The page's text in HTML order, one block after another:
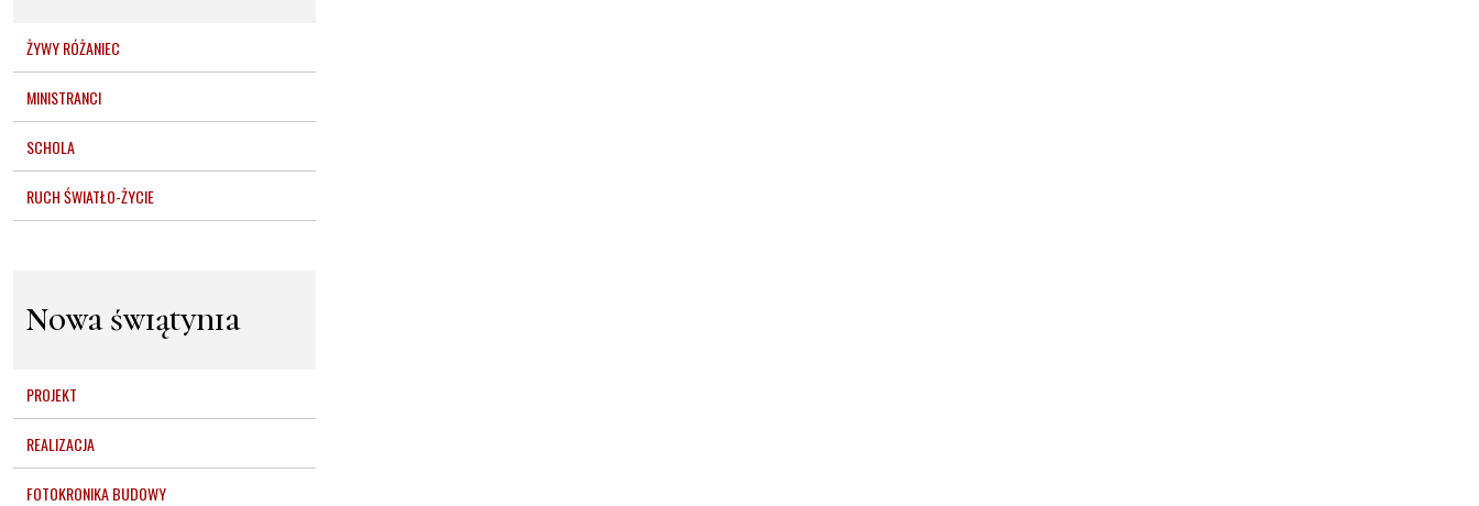
ŻYWY RÓŻANIEC
MINISTRANCI
SCHOLA
RUCH ŚWIATŁO-ŻYCIE
Nowa świątynia
PROJEKT
REALIZACJA
FOTOKRONIKA BUDOWY